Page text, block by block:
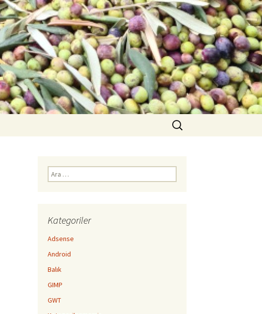
Arama:
Arama:
Kategoriler
Adsense
Android
Balık
GIMP
GWT